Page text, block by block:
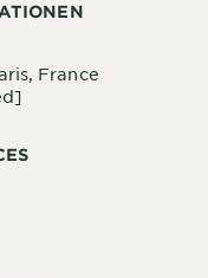
France